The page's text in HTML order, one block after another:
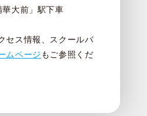
大前」駅下車
セス情報、スクールバ
ムページ もご参照くだ